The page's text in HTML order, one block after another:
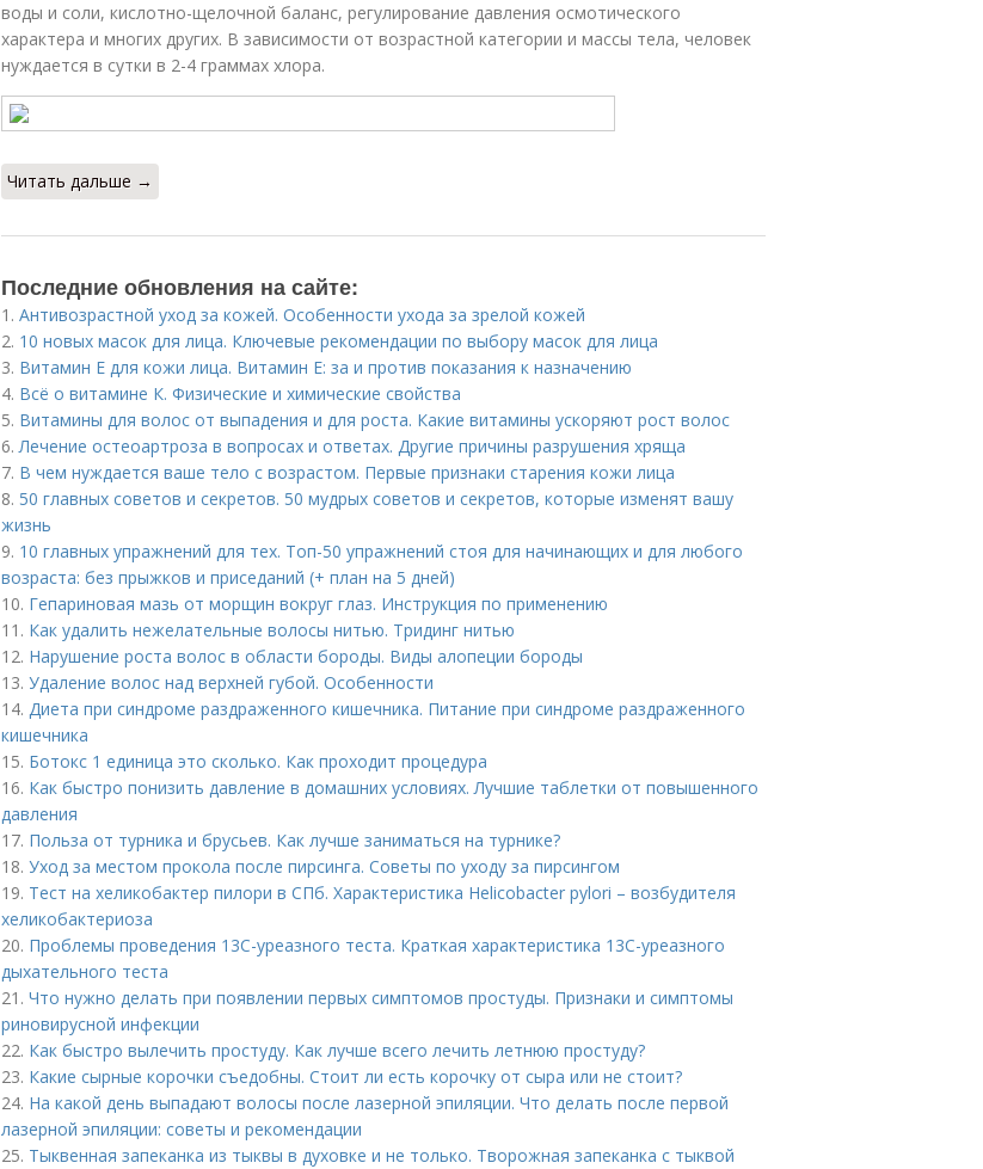
воды и соли, кислотно-щелочной баланс, регулирование давления осмотического
характера и многих других. В зависимости от возрастной категории и массы тела, человек
нуждается в сутки в 2-4 граммах хлора.
Читать дальше →
Последние обновления на сайте:
1. Антивозрастной уход за кожей. Особенности ухода за зрелой кожей
2. 10 новых масок для лица. Ключевые рекомендации по выбору масок для лица
3. Витамин E для кожи лица. Витамин Е: за и против показания к назначению
4. Всё о витамине К. Физические и химические свойства
5. Витамины для волос от выпадения и для роста. Какие витамины ускоряют рост волос
6.Лечение остеоартроза в вопросах и ответах. Другие причины разрушения хряща
7. В чем нуждается ваше тело с возрастом. Первые признаки старения кожи лица
8. 50 главных советов и секретов. 50 мудрых советов и секретов, которые изменят вашу
жизнь
9. 10 главных упражнений для тех. Топ-50 упражнений стоя для начинающих и для любого
возраста: без прыжков и приседаний (+ план на 5 дней)
10. Гепариновая мазь от морщин вокруг глаз. Инструкция по применению
11. Как удалить нежелательные волосы нитью. Тридинг нитью
12. Нарушение роста волос в области бороды. Виды алопеции бороды
13. Удаление волос над верхней губой. Особенности
14. Диета при синдроме раздраженного кишечника. Питание при синдроме раздраженного
кишечника
15. Ботокс 1 единица это сколько. Как проходит процедура
16. Как быстро понизить давление в домашних условиях. Лучшие таблетки от повышенного
давления
17. Польза от турника и брусьев. Как лучше заниматься на турнике?
18. Уход за местом прокола после пирсинга. Советы по уходу за пирсингом
19. Тест на хеликобактер пилори в СПб. Характеристика Helicobacter pylori – возбудителя
хеликобактериоза
20. Проблемы проведения 13С-уреазного теста. Краткая характеристика 13С-уреазного
дыхательного теста
21. Что нужно делать при появлении первых симптомов простуды. Признаки и симптомы
риновирусной инфекции
22. Как быстро вылечить простуду. Как лучше всего лечить летнюю простуду?
23. Какие сырные корочки съедобны. Стоит ли есть корочку от сыра или не стоит?
24. На какой день выпадают волосы после лазерной эпиляции. Что делать после первой
лазерной эпиляции: советы и рекомендации
25. Тыквенная запеканка из тыквы в духовке и не только. Творожная запеканка с тыквой